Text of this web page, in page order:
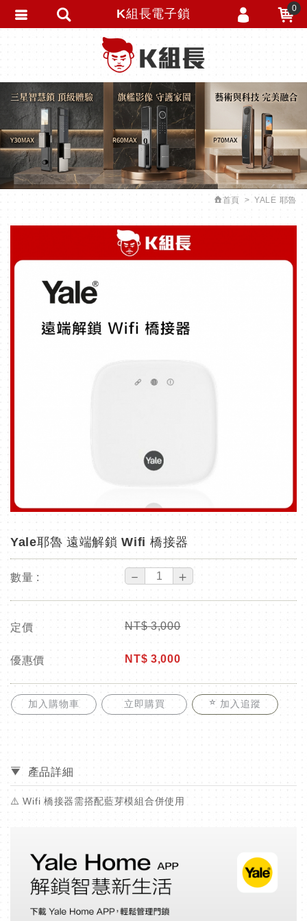
首頁 YALE 耶魯
Yale耶魯 遠端解鎖 Wifi 橋接器
數量 : － ＋
定價 NT$ 3,000
優惠價 NT$ 3,000
加入購物車 立即購買 加入追蹤
產品詳細
⚠️ Wifi 橋接器需搭配藍芽模組合併使用
K組長電子鎖 0
會員註冊
忘記密碼
訂單查詢
追蹤清單
匯款通知